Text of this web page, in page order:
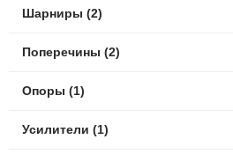
Шарниры (2)
Поперечины (2)
Опоры (1)
Усилители (1)